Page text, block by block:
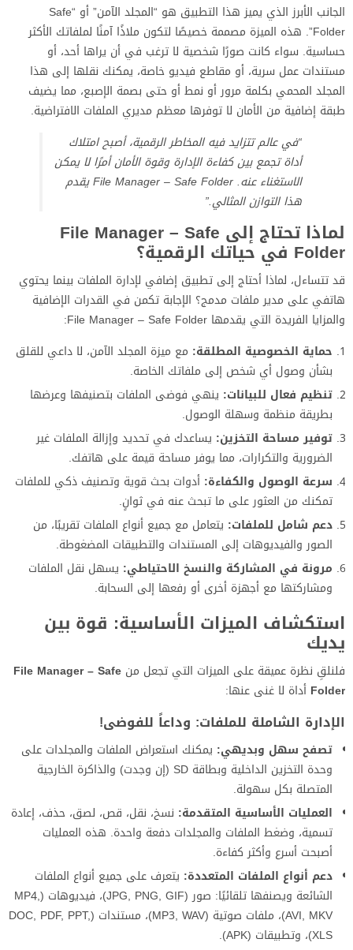
الجانب الأبرز الذي يميز هذا التطبيق هو “المجلد الآمن” أو “Safe
Folder”. هذه الميزة مصممة خصيصًا لتكون ملاذًا آمنًا لملفاتك الأكثر
حساسية. سواء كانت صورًا شخصية لا ترغب في أن يراها أحد، أو
مستندات عمل سرية، أو مقاطع فيديو خاصة، يمكنك نقلها إلى هذا
المجلد المحمي بكلمة مرور أو نمط أو حتى بصمة الإصبع، مما يضيف
طبقة إضافية من الأمان لا توفرها معظم مديري الملفات الافتراضية.
“في عالم تتزايد فيه المخاطر الرقمية، أصبح امتلاك
أداة تجمع بين كفاءة الإدارة وقوة الأمان أمرًا لا يمكن
الاستغناء عنه. File Manager – Safe Folder يقدم
هذا التوازن المثالي.”
لماذا تحتاج إلى File Manager – Safe
Folder في حياتك الرقمية؟
قد تتساءل، لماذا أحتاج إلى تطبيق إضافي لإدارة الملفات بينما يحتوي
هاتفي على مدير ملفات مدمج؟ الإجابة تكمن في القدرات الإضافية
والمزايا الفريدة التي يقدمها File Manager – Safe Folder:
حماية الخصوصية المطلقة: مع ميزة المجلد الآمن، لا داعي للقلق
بشأن وصول أي شخص إلى ملفاتك الخاصة.
تنظيم فعال للبيانات: ينهي فوضى الملفات بتصنيفها وعرضها
بطريقة منظمة وسهلة الوصول.
توفير مساحة التخزين: يساعدك في تحديد وإزالة الملفات غير
الضرورية والتكرارات، مما يوفر مساحة قيمة على هاتفك.
سرعة الوصول والكفاءة: أدوات بحث قوية وتصنيف ذكي للملفات
تمكنك من العثور على ما تبحث عنه في ثوانٍ.
دعم شامل للملفات: يتعامل مع جميع أنواع الملفات تقريبًا، من
الصور والفيديوهات إلى المستندات والتطبيقات المضغوطة.
مرونة في المشاركة والنسخ الاحتياطي: يسهل نقل الملفات
ومشاركتها مع أجهزة أخرى أو رفعها إلى السحابة.
استكشاف الميزات الأساسية: قوة بين
يديك
فلنلقِ نظرة عميقة على الميزات التي تجعل من File Manager – Safe
Folder أداة لا غنى عنها:
الإدارة الشاملة للملفات: وداعاً للفوضى!
تصفح سهل وبديهي: يمكنك استعراض الملفات والمجلدات على
وحدة التخزين الداخلية وبطاقة SD (إن وجدت) والذاكرة الخارجية
المتصلة بكل سهولة.
العمليات الأساسية المتقدمة: نسخ، نقل، قص، لصق، حذف، إعادة
تسمية، وضغط الملفات والمجلدات دفعة واحدة. هذه العمليات
أصبحت أسرع وأكثر كفاءة.
دعم أنواع الملفات المتعددة: يتعرف على جميع أنواع الملفات
الشائعة ويصنفها تلقائيًا: صور (JPG, PNG, GIF)، فيديوهات (MP4,
AVI, MKV)، ملفات صوتية (MP3, WAV)، مستندات (DOC, PDF, PPT,
XLS)، وتطبيقات (APK).